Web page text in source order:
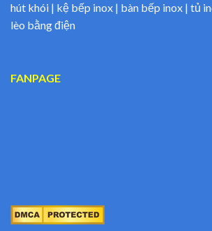
hút khói | kệ bếp inox | bàn bếp inox | tủ
lèo bằng điện
FANPAGE